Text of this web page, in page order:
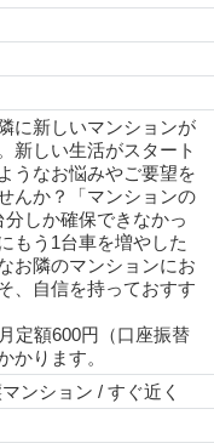
に新しいマンションが
新しい生活がスタート
うなお悩みやご要望を
んか？「マンションの
しか確保できなかっ
う1台車を増やした
お隣のマンションにお
、自信を持っておすす
定額600円（口座振替
かります。
ンション / すぐ近く